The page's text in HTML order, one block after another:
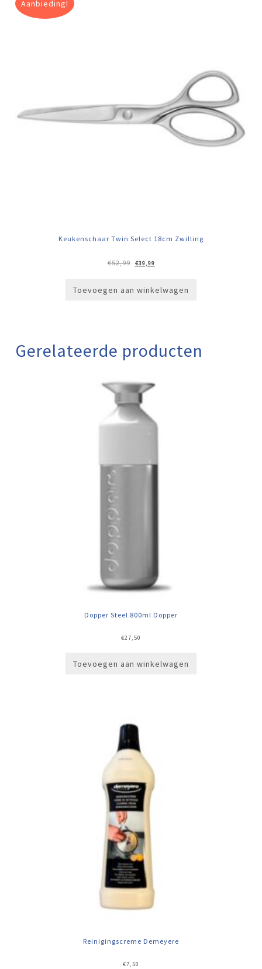
Aanbieding!
Keukenschaar Twin Select 18cm Zwilling
€52,99
Oorspronkelijke
prijs
€39,99Huidige
prijs
Toevoegen aan winkelwagen
Gerelateerde producten
Dopper Steel 800ml Dopper
€27,50
Toevoegen aan winkelwagen
Reinigingscreme Demeyere
€7,50